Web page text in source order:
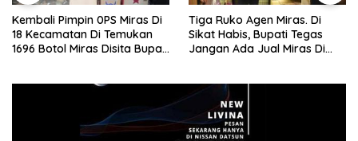
Kembali Pimpin 0PS Miras Di
18 Kecamatan Di Temukan
1696 Botol Miras Disita Bupati
Tiga Ruko Agen Miras. Di
Sikat Habis, Bupati Tegas
Jangan Ada Jual Miras Di